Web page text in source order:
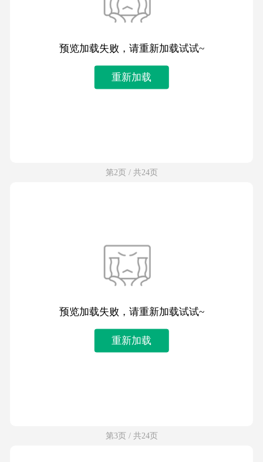
预览加载失败，请重新加载试试~
重新加载
第2页 / 共24页
预览加载失败，请重新加载试试~
重新加载
第3页 / 共24页